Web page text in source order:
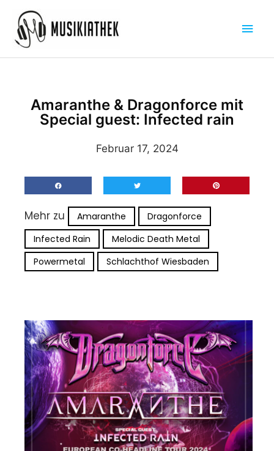
Inhalt
springen
Amaranthe & Dragonforce mit
Special guest: Infected rain
Februar 17, 2024
Mehr zu Amaranthe
Dragonforce
Infected Rain
Melodic Death Metal
Powermetal
Schlachthof Wiesbaden